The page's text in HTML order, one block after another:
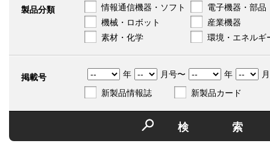
製品分類 情報通信機器・ソフト
電子機器・部品
機械・ロボット
産業機器
素材・化学
環境・エネルギ
掲載号 年 月号〜 年
新製品情報誌
新製品カード
検